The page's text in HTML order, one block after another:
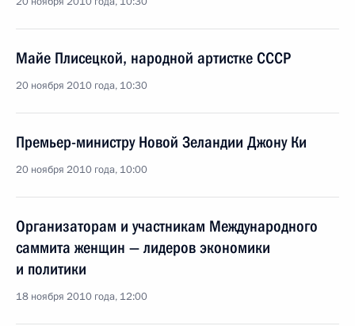
Майе Плисецкой, народной артистке СССР
20 ноября 2010 года, 10:30
Премьер-министру Новой Зеландии Джону Ки
20 ноября 2010 года, 10:00
Организаторам и участникам Международного
саммита женщин — лидеров экономики
и политики
18 ноября 2010 года, 12:00